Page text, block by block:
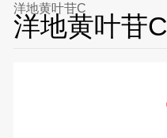
洋地黄叶苷C
洋地黄叶苷C